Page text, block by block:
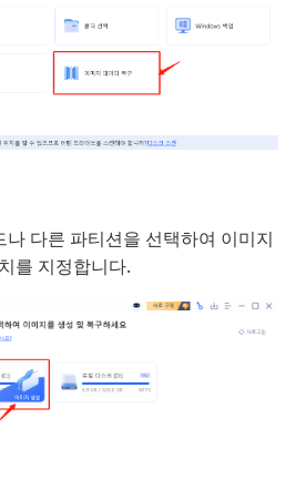
나 다른 파티션을 선택하여 이미지
를 지정합니다.